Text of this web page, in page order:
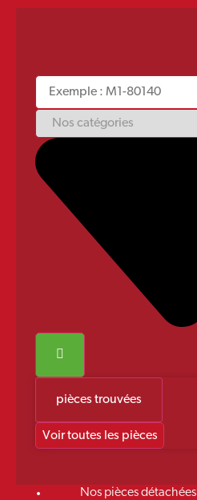
pièces trouvées
Voir toutes les pièces
Nos pièces détachées